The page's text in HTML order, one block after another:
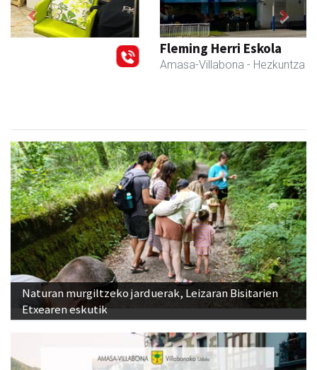
Fleming Herri Eskola
- Hezkuntza
Previous Next
Naturan murgiltzeko jarduerak, Leizaran Bisitarien
Etxearen eskutik